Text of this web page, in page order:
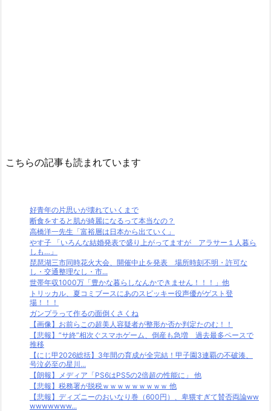
こちらの記事も読まれています
好青年の片思いが壊れていくまで
断食をすると肌が綺麗になるって本当なの？
高橋洋一先生「富裕層は日本から出ていく」
やす子 「いろんな結婚発表で盛り上がってますが アラサー１人暮ら
しも…」
琵琶湖三市同時花火大会、開催中止を発表 場所時刻不明・許可な
し・交通整理なし・市...
世帯年収1000万「豊かな暮らしなんかできません！！！」他
トリッカル、夏コミブースにあのスピッキー役声優がゲスト登
場！！！
ガンプラって作るの面倒くさくね
【画像】お前らこの超美人容疑者が整形か否か判定たのむ！！
【悲報】”サ終”相次ぐスマホゲーム、倒産も急増 過去最多ペースで
推移
【にじ甲2026総括】3年間の育成が全完結！甲子園3連覇の不破湊、
号泣必至の星川...
【朗報】メディア「PS6はPS5の2倍超の性能に」 他
【悲報】税務署が脱税ｗｗｗｗｗｗｗｗｗ 他
【悲報】ディズニーのおいなり巻（600円）、卑猥すぎて賛否両論ww
wwwwwww...